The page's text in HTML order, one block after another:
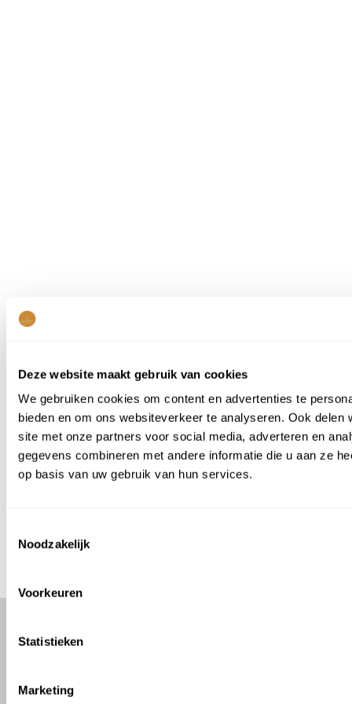
Deze website maakt gebruik van cookies
We gebruiken cookies om content en advertenties te
bieden en om ons websiteverkeer te analyseren. Ook
site met onze partners voor social media, adverteren en
gegevens combineren met andere informatie die u aan ze
op basis van uw gebruik van hun services.
Noodzakelijk
Voorkeuren
Statistieken
Marketing
KOETSHUYS BLOEMEN &MORE
BEST KEPT SECRET OF OVERVEEN
Een plek vol bloemen, sfeer
& bijzondere cadeaus